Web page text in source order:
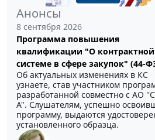
Анонсы
8 сентября 2026
Программа повышения
квалификации "О контрактной
системе в сфере закупок" (44-
Об актуальных изменениях в КС
узнаете, став участником
разработанной совместно с АО
А". Слушателям, успешно
программу, выдаются
установленного образца.